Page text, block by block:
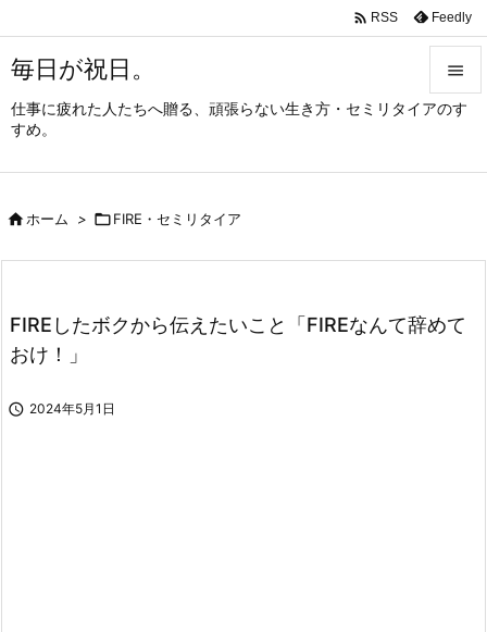
毎日が祝日。
仕事に疲れた人たちへ贈る、頑張らない生き方・セミリタイアのす
すめ。




 RSS Feedly
ホーム > FIRE・セミリタイア
FIREしたボクから伝えたいこと「FIREなんて辞めて
おけ！」
 2024年5月1日